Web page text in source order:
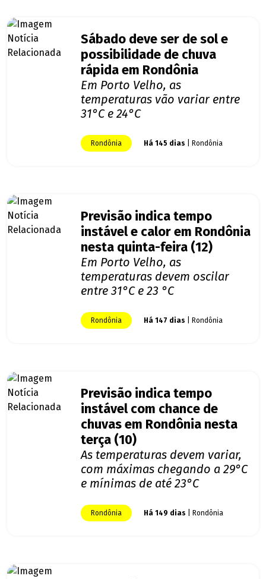
Sábado deve ser de sol e
possibilidade de chuva
rápida em Rondônia
Em Porto Velho, as
temperaturas vão variar entre
31°C e 24°C
Rondônia Há 145 dias | Rondônia
Previsão indica tempo
instável e calor em Rondônia
nesta quinta-feira (12)
Em Porto Velho, as
temperaturas devem oscilar
entre 31°C e 23 °C
Rondônia Há 147 dias | Rondônia
Previsão indica tempo
instável com chance de
chuvas em Rondônia nesta
terça (10)
As temperaturas devem variar,
com máximas chegando a 29°C
e mínimas de até 23°C
Rondônia Há 149 dias | Rondônia